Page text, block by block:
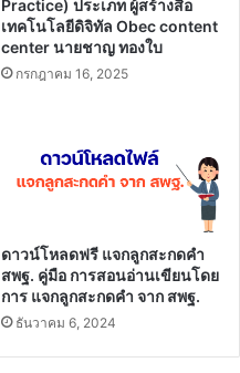
Practice) ประเภท ผู้สร้างสื่อ
เทคโนโลยีดิจิทัล Obec content
center นายชาญ ทองใบ
กรกฎาคม 16, 2025
ดาวน์โหลดฟรี แจกลูกสะกดคำ
สพฐ. คู่มือ การสอนอ่านเขียนโดย
การ แจกลูกสะกดคำ จาก สพฐ.
ธันวาคม 6, 2024